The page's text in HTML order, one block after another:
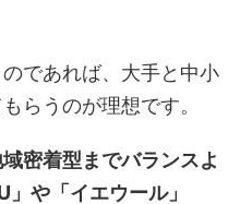
であれば、大手と中小
らうのが理想です。
密着型までバランスよ
や「イエウール」